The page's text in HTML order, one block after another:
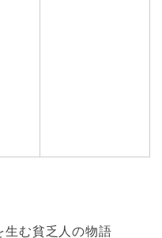
生む貧乏人の物語